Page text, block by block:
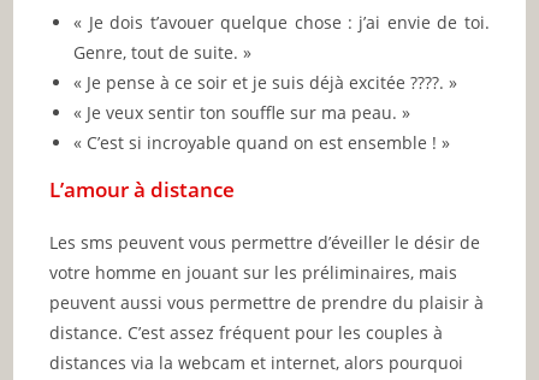
« Je dois t’avouer quelque chose : j’ai envie de toi.
Genre, tout de suite. »
« Je pense à ce soir et je suis déjà excitée ????. »
« Je veux sentir ton souffle sur ma peau. »
« C’est si incroyable quand on est ensemble ! »
L’amour à distance
Les sms peuvent vous permettre d’éveiller le désir de
votre homme en jouant sur les préliminaires, mais
peuvent aussi vous permettre de prendre du plaisir à
distance. C’est assez fréquent pour les couples à
distances via la webcam et internet, alors pourquoi